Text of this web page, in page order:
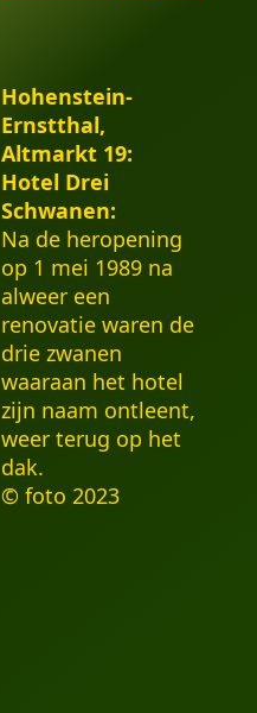
Hohenstein-
Ernstthal,
Altmarkt 19:
Hotel Drei
Schwanen:
Na de heropening
op 1 mei 1989 na
alweer een
renovatie waren de
drie zwanen
waaraan het hotel
zijn naam ontleent,
weer terug op het
dak.
© foto 2023